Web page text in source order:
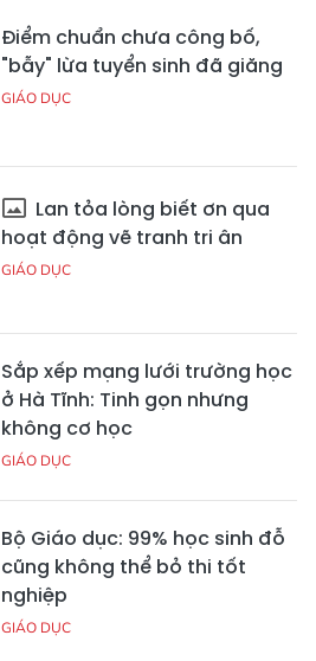
Điểm chuẩn chưa công bố,
"bẫy" lừa tuyển sinh đã giăng
GIÁO DỤC
Lan tỏa lòng biết ơn qua
hoạt động vẽ tranh tri ân
GIÁO DỤC
Sắp xếp mạng lưới trường học
ở Hà Tĩnh: Tinh gọn nhưng
không cơ học
GIÁO DỤC
Bộ Giáo dục: 99% học sinh đỗ
cũng không thể bỏ thi tốt
nghiệp
GIÁO DỤC